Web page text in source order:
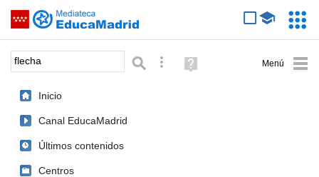
Saltar navegación
Palabra o frase: Búsqueda avanzada
Ayuda
(en
Inicio
Canal EducaMadrid
Últimos contenidos
Centros